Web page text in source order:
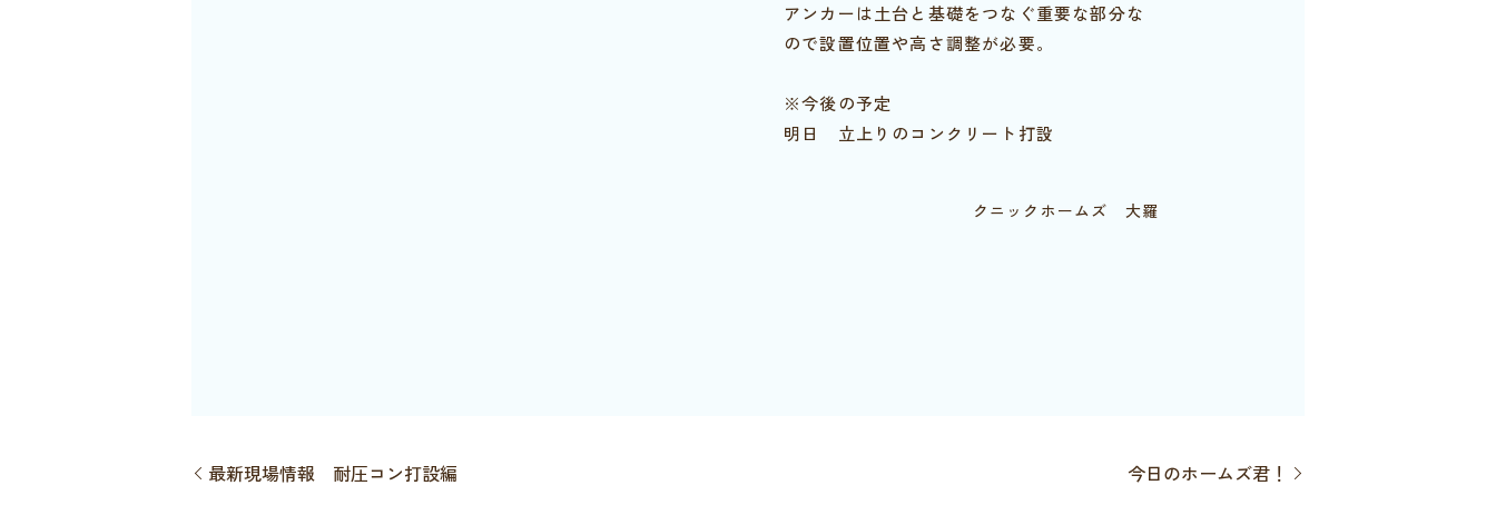
アンカーは土台と基礎をつなぐ重要な部分な
ので設置位置や高さ調整が必要。
※今後の予定
明日 立上りのコンクリート打設
クニックホームズ 大羅
最新現場情報 耐圧コン打設編 今日のホームズ君！